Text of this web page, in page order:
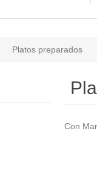
Platos preparados
Con